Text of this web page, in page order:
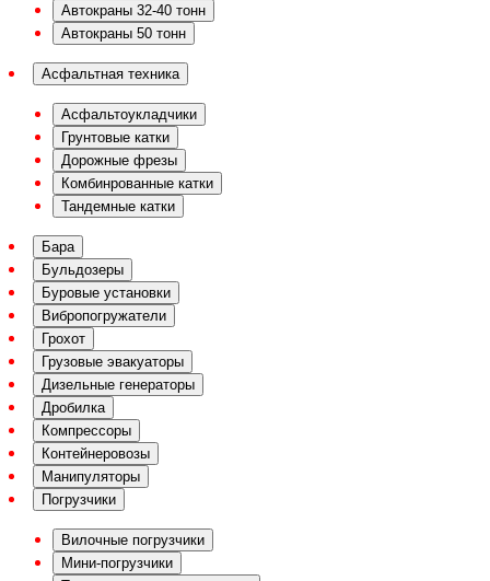
Автокраны 32-40 тонн
Автокраны 50 тонн
Асфальтная техника
Асфальтоукладчики
Грунтовые катки
Дорожные фрезы
Комбинрованные катки
Тандемные катки
Бара
Бульдозеры
Буровые установки
Вибропогружатели
Грохот
Грузовые эвакуаторы
Дизельные генераторы
Дробилка
Компрессоры
Контейнеровозы
Манипуляторы
Погрузчики
Вилочные погрузчики
Мини-погрузчики